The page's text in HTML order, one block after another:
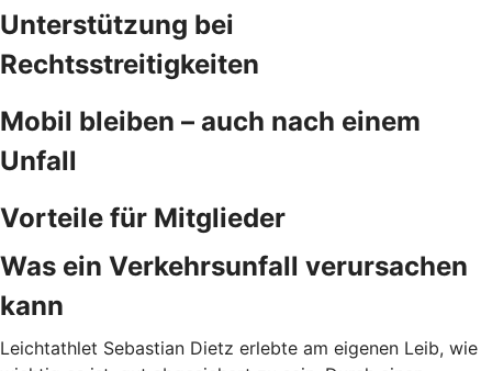
Unterstützung bei
Rechtsstreitigkeiten
Mobil bleiben – auch nach einem
Unfall
Vorteile für Mitglieder
Was ein Verkehrsunfall verursachen
kann
Leichtathlet Sebastian Dietz erlebte am eigenen Leib, wie